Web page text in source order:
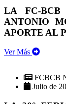
LA FC-
ANTONIO
APORTE AL
Ver Más
FCBCB
Julio de